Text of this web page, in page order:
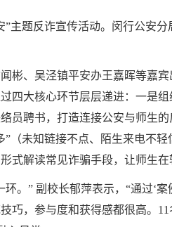
主题反诈宣传活动。闵行公安
彬、吴泾镇平安办王嘉晖等嘉
四大核心环节层层递进：一是
员聘书，打造连接公安与师生
（未知链接不点、陌生来电不
解读常见诈骗手段，让师生在
。” 副校长郁萍表示，“通过‘案
巧，参与度和获得感都很高。 11